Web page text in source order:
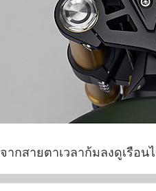
ากสายตาเวลาก้มลงดูเรือนไ